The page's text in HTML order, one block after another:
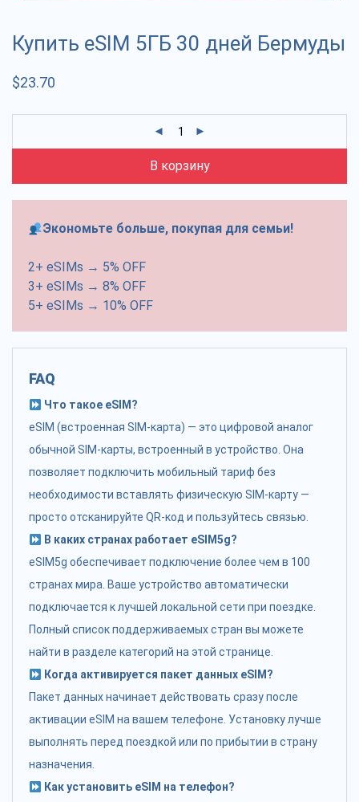
Купить eSIM 5ГБ 30 дней Бермуды
$23.70
В корзину
Экономьте больше, покупая для семьи!
2+ eSIMs → 5% OFF
3+ eSIMs → 8% OFF
5+ eSIMs → 10% OFF
FAQ
Что такое eSIM?
eSIM (встроенная SIM-карта) — это цифровой аналог
обычной SIM-карты, встроенный в устройство. Она
позволяет подключить мобильный тариф без
необходимости вставлять физическую SIM-карту —
просто отсканируйте QR-код и пользуйтесь связью.
В каких странах работает eSIM5g?
eSIM5g обеспечивает подключение более чем в 100
странах мира. Ваше устройство автоматически
подключается к лучшей локальной сети при поездке.
Полный список поддерживаемых стран вы можете
найти в разделе категорий на этой странице.
Когда активируется пакет данных eSIM?
Пакет данных начинает действовать сразу после
активации eSIM на вашем телефоне. Установку лучше
выполнять перед поездкой или по прибытии в страну
назначения.
Как установить eSIM на телефон?